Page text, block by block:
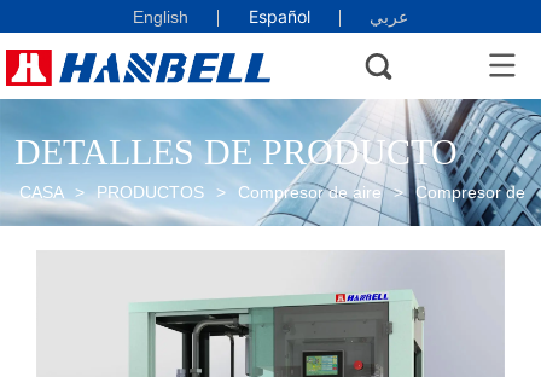
English Español عربي
DETALLES DE PRODUCTO
CASA > PRODUCTOS > Compresor de aire > Compresor de